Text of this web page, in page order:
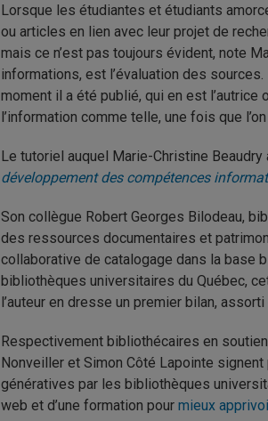
Lorsque les étudiantes et étudiants
ou articles en lien avec leur projet de
mais ce n’est pas toujours évident, note
informations, est l’évaluation des
moment il a été publié, qui en est l’autrice
l’information comme telle, une fois que
Le tutoriel auquel Marie-Christine
développement des compétences
Son collègue Robert Georges Bilodeau,
des ressources documentaires et
collaborative de catalogage dans la base
bibliothèques universitaires du Québec,
l’auteur en dresse un premier bilan,
Respectivement bibliothécaires en
Nonveiller et Simon Côté Lapointe
génératives par les bibliothèques
web et d’une formation pour mieux